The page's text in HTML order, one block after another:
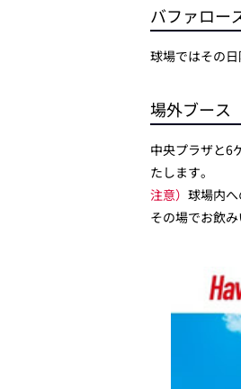
バファロー
球場ではその
場外ブース
中央プラザと6
たします。
注意） 球場内
その場でお飲